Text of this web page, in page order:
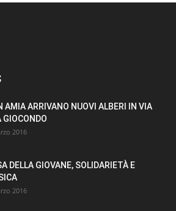
AMIA ARRIVANO NUOVI ALBERI IN VIA
GIOCONDO
2016
DELLA GIOVANE, SOLIDARIETÀ E
2016